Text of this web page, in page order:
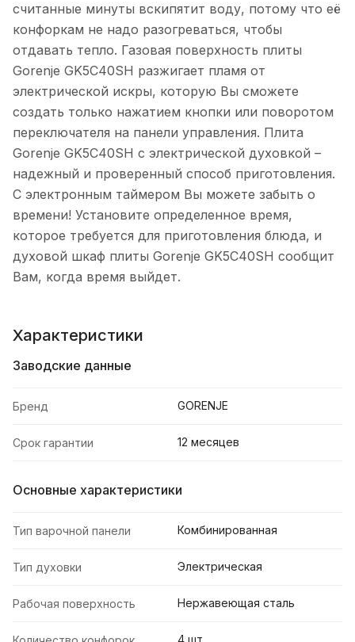
считанные минуты вскипятит воду, потому что её
конфоркам не надо разогреваться, чтобы
отдавать тепло. Газовая поверхность плиты
Gorenje GK5C40SH разжигает пламя от
электрической искры, которую Вы сможете
создать только нажатием кнопки или поворотом
переключателя на панели управления. Плита
Gorenje GK5C40SH с электрической духовкой –
надежный и проверенный способ приготовления.
С электронным таймером Вы можете забыть о
времени! Установите определенное время,
которое требуется для приготовления блюда, и
духовой шкаф плиты Gorenje GK5C40SH сообщит
Вам, когда время выйдет.
Характеристики
Заводские данные
Бренд GORENJE
Срок гарантии 12 месяцев
Основные характеристики
Тип варочной панели Комбинированная
Тип духовки Электрическая
Рабочая поверхность Нержавеющая сталь